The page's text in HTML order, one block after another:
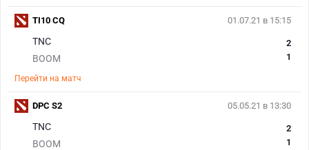
01.07.21 в 15:15
TNC
BOOM
2
1
Перейти на матч
TI10 CQ
05.05.21 в 13:30
TNC
BOOM
2
1
DPC S2